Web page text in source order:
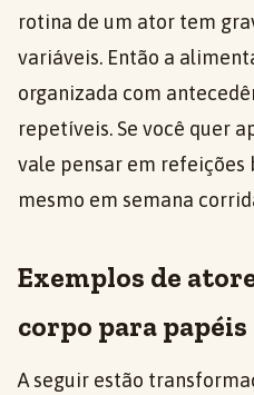
rotina de um ator tem
variáveis. Então a
organizada com
repetíveis. Se você quer
vale pensar em refeições
mesmo em semana
Exemplos de
corpo para
A seguir estão